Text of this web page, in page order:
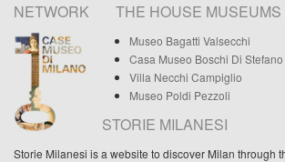
NETWORK THE HOUSE MUSEUMS
Museo Bagatti Valsecchi
Casa Museo Boschi Di Stefano
Villa Necchi Campiglio
Museo Poldi Pezzoli
STORIE MILANESI
Storie Milanesi is a website to discover Milan through